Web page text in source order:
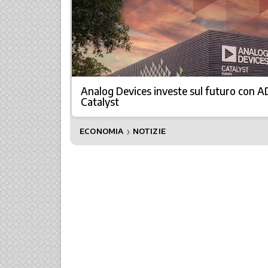
Analog Devices investe sul futuro con
Catalyst
ECONOMIA ❯ NOTIZIE